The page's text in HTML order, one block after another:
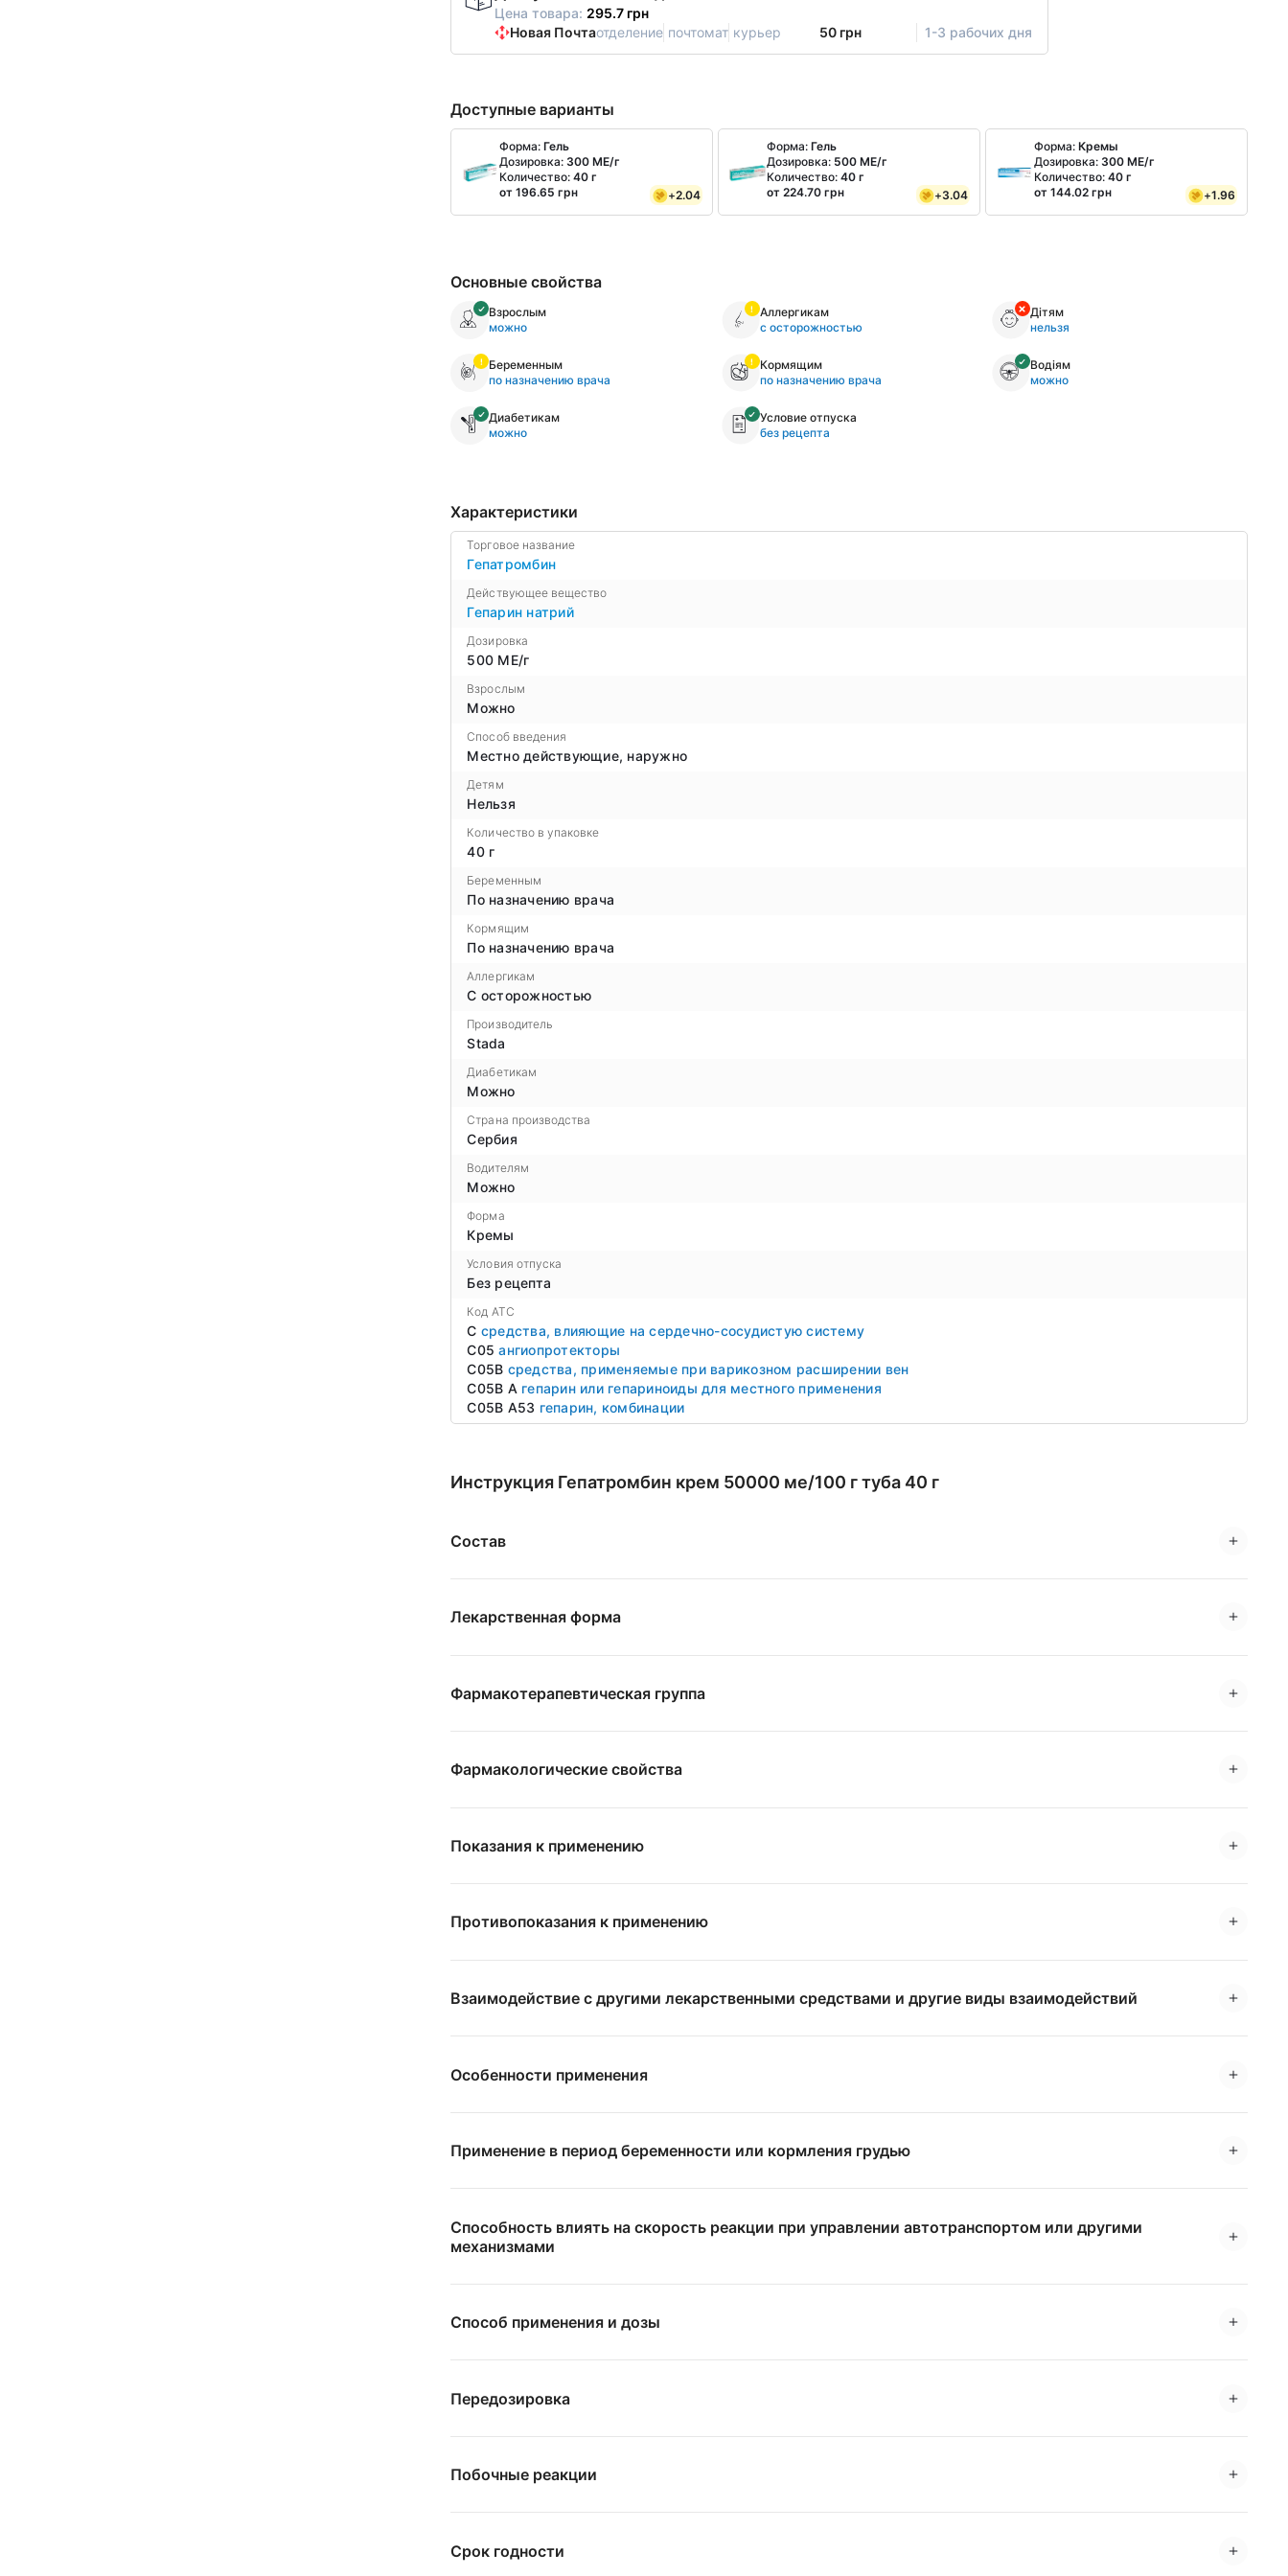
Цена товара: 295.7 грн
Новая Почтаотделение почтомат курьер 50 грн 1-3 рабочих дня
Доступные варианты
Форма:Гель
Дозировка: 300 МЕ/г
Количество:40 г
от 196.65 грн
+2.04
Форма:Гель
Дозировка: 500 МЕ/г
Количество:40 г
от 224.70 грн
+3.04
Форма:Кремы
Дозировка: 300 МЕ/г
Количество:40 г
от 144.02 грн
+1.96
Основные свойства
Взрослым
можно
Аллергикам
с осторожностью
Дітям
нельзя
Беременным
по назначению врача
Кормящим
по назначению врача
Водіям
можно
Диабетикам
можно
Условие отпуска
без рецепта
Характеристики
Торговое название
Гепатромбин
Действующее вещество
Гепарин натрий
Дозировка
500 МЕ/г
Взрослым
Можно
Способ введения
Местно действующие, наружно
Детям
Нельзя
Количество в упаковке
40 г
Беременным
По назначению врача
Кормящим
По назначению врача
Аллергикам
С осторожностью
Производитель
Stada
Диабетикам
Можно
Страна производства
Сербия
Водителям
Можно
Форма
Кремы
Условия отпуска
Без рецепта
Код ATC
C средства, влияющие на сердечно-сосудистую систему
C05ангиопротекторы
C05B средства, применяемые при варикозном расширении вен
C05B A гепарин или гепариноиды для местного применения
C05B A53 гепарин, комбинации
Инструкция Гепатромбин крем 50000 ме/100 г туба 40 г
Состав
Лекарственная форма
Фармакотерапевтическая группа
Фармакологические свойства
Показания к применению
Противопоказания к применению
Взаимодействие с другими лекарственными средствами и другие виды взаимодействий
Особенности применения
Применение в период беременности или кормления грудью
Способность влиять на скорость реакции при управлении автотранспортом или другими
механизмами
Способ применения и дозы
Передозировка
Побочные реакции
Срок годности